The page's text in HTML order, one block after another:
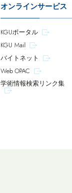
オンラインサービス
KGUポータル
KGU Mail
バイトネット
Web OPAC
学術情報検索リンク集